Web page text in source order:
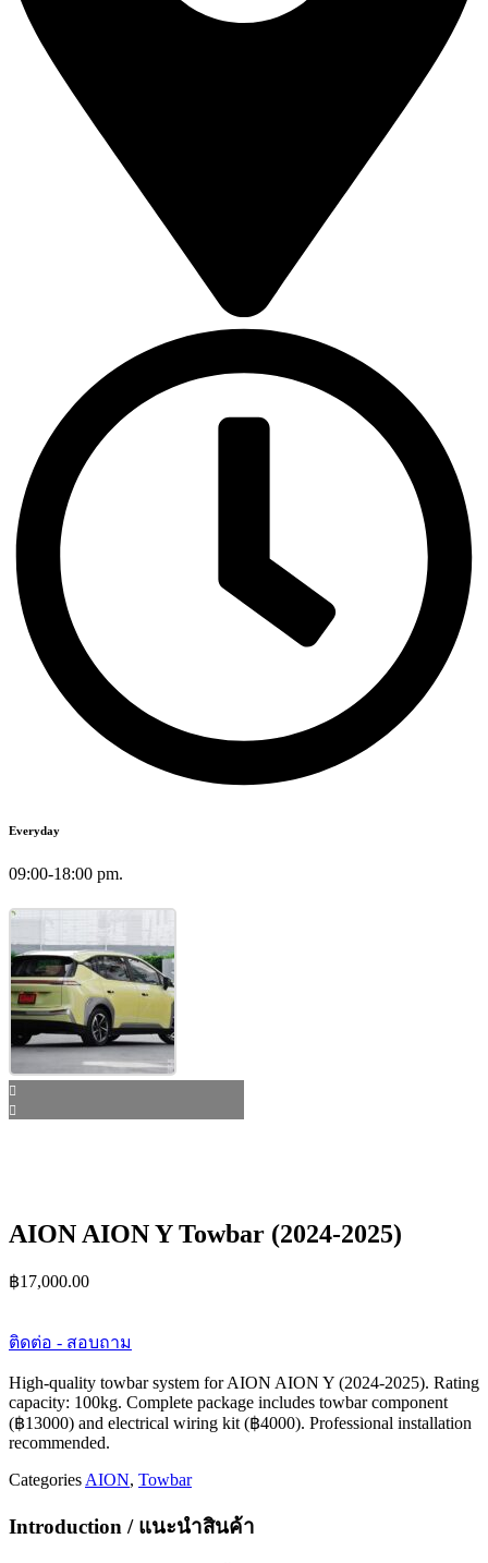
Everyday
09:00-18:00 pm.
AION AION Y Towbar (2024-2025)
฿17,000.00
ติดต่อ - สอบถาม
High-quality towbar system for AION AION Y (2024-2025). Rating
capacity: 100kg. Complete package includes towbar component
(฿13000) and electrical wiring kit (฿4000). Professional installation
recommended.
Categories AION, Towbar
Introduction / แนะนำสินค้า